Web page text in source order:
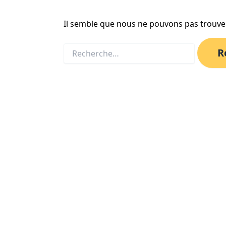
Il semble que nous ne pouvons pas